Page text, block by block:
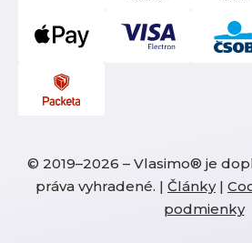
© 2019–2026 – Vlasimo® je
práva vyhradené. | Články|
podmienky